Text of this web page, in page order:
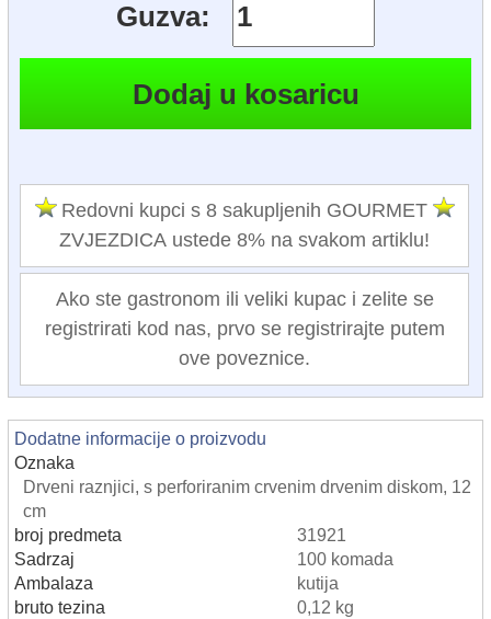
Guzva:
Redovni kupci s 8 sakupljenih GOURMET
ZVJEZDICA ustede 8% na svakom artiklu!
Ako ste gastronom ili veliki kupac i zelite se
registrirati kod nas, prvo se registrirajte putem
ove poveznice.
Dodatne informacije o proizvodu
Oznaka
Drveni raznjici, s perforiranim crvenim drvenim diskom, 12
cm
broj predmeta
31921
Sadrzaj
100 komada
Ambalaza
kutija
bruto tezina
0,12 kg